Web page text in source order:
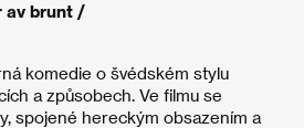
av brunt /
komedie o švédském stylu
a způsobech. Ve filmu se
spojené hereckým obsazením a